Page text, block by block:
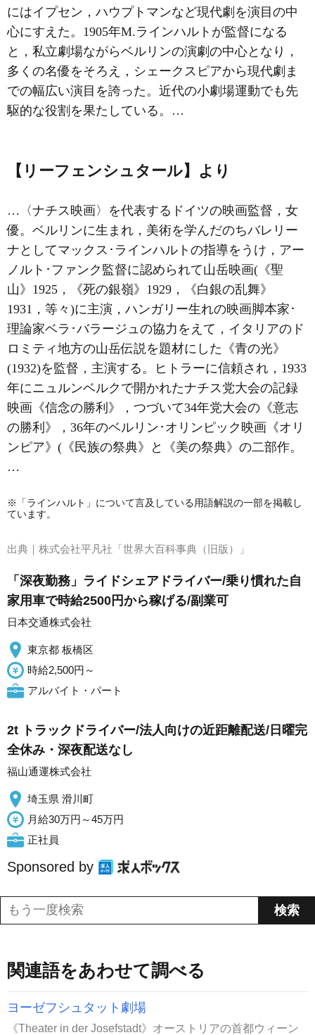
にはイプセン，ハウプトマンなど現代劇を演目の中
心にすえた。1905年M.ラインハルト が監督になる
と，私立劇場ながらベルリンの演劇の中心となり，
多くの名優をそろえ，シェークスピアから現代劇ま
での幅広い演目を誇った。近代の小劇場運動でも先
駆的な役割を果たしている。…
【リーフェンシュタール】より
…〈ナチス映画〉を代表するドイツの映画監督，女
優。ベルリンに生まれ，美術を学んだのちバレリー
ナとしてマックス･ラインハルトの指導をうけ，アー
ノルト･ファンク監督に認められて山岳映画(《聖
山》1925，《死の銀嶺》1929，《白銀の乱舞》
1931，等々)に主演，ハンガリー生れの映画脚本家･
理論家ベラ･バラージュの協力をえて，イタリアのド
ロミティ地方の山岳伝説を題材にした《青の光》
(1932)を監督，主演する。ヒトラーに信頼され，1933
年にニュルンベルクで開かれたナチス党大会の記録
映画《信念の勝利》，つづいて34年党大会の《意志
の勝利》，36年のベルリン･オリンピック映画《オリ
ンピア》(《民族の祭典》と《美の祭典》の二部作。
…
※「ラインハルト」について言及している用語解説の一部を掲載し
ています。
出典｜ 株式会社平凡社「世界大百科事典（旧版）」
「深夜勤務」ライドシェアドライバー/乗り慣れた自
家用車で時給2500円から稼げる/副業可
日本交通株式会社
東京都 板橋区
時給2,500円～
アルバイト・パート
2t トラックドライバー/法人向けの近距離配送/日曜完
全休み・深夜配送なし
福山通運株式会社
埼玉県 滑川町
月給30万円～45万円
正社員
Sponsored by
関連語をあわせて調べる
ヨーゼフシュタット劇場
《Theater in der Josefstadt》オーストリアの首都ウィーン